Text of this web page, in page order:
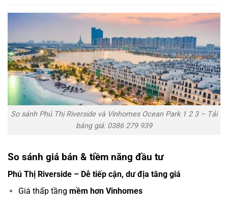
So sánh Phú Thị Riverside và Vinhomes Ocean Park 1 2 3 – Tải
bảng giá: 0386 279 939
So sánh giá bán & tiềm năng đầu tư
Phú Thị Riverside – Dễ tiếp cận, dư địa tăng giá
Giá thấp tầng mềm hơn Vinhomes